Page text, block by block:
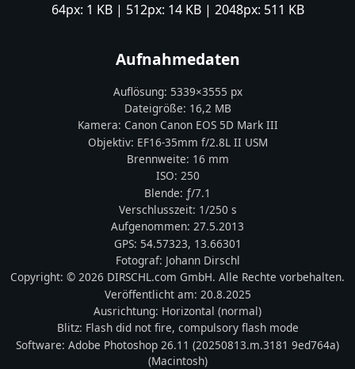
64px: 1 KB| 512px: 14 KB| 2048px: 511 KB
Aufnahmedaten
Auflösung: 5339×3555 px
Dateigröße: 16,2 MB
Kamera: CanonCanon EOS 5D Mark III
Objektiv: EF16-35mm f/2.8L II USM
Brennweite: 16 mm
ISO: 250
Blende: ƒ/7.1
Verschlusszeit: 1/250 s
Aufgenommen: 27.5.2013
GPS: 54.57323, 13.66301
Fotograf: Johann Dirschl
Copyright: © 2026 DIRSCHL.com GmbH. Alle Rechte vorbehalten.
Veröffentlicht am: 20.8.2025
Ausrichtung: Horizontal (normal)
Blitz: Flash did not fire, compulsory flash mode
Software: Adobe Photoshop 26.11 (20250813.m.3181 9ed764a)
(Macintosh)